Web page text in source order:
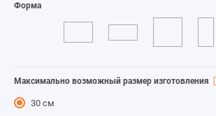
Форма
Максимально возможный размер изготовления
30 см